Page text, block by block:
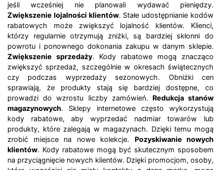
jeśli wcześniej nie planowali wydawać pieniędzy.
Zwiększenie lojalności klientów. Stałe udostępnianie kodów
rabatowych może zwiększyć lojalność klientów. Klienci,
którzy regularnie otrzymują zniżki, są bardziej skłonni do
powrotu i ponownego dokonania zakupu w danym sklepie.
Zwiększenie sprzedaży. Kody rabatowe mogą znacząco
zwiększyć sprzedaż, szczególnie w okresach świątecznych
czy podczas wyprzedaży sezonowych. Obniżki cen
sprawiają, że produkty stają się bardziej dostępne, co
prowadzi do wzrostu liczby zamówień. Redukcja stanów
magazynowych. Sklepy internetowe często wykorzystują
kody rabatowe, aby wyprzedać nadmiar towarów lub
produkty, które zalegają w magazynach. Dzięki temu mogą
zrobić miejsce na nowe kolekcje. Pozyskiwanie nowych
klientów. Kody rabatowe mogą być skutecznym sposobem
na przyciągnięcie nowych klientów. Dzięki promocjom, osoby,